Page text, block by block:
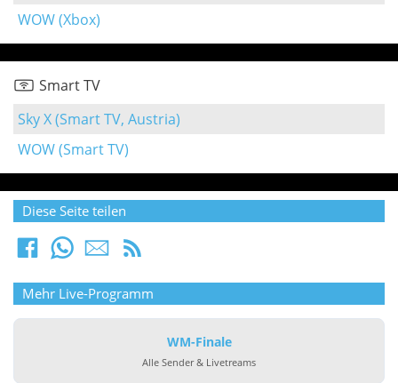
WOW (Xbox)
Smart TV
Sky X (Smart TV, Austria)
WOW (Smart TV)
Diese Seite teilen
Mehr Live-Programm
WM-Finale
Alle Sender & Livetreams